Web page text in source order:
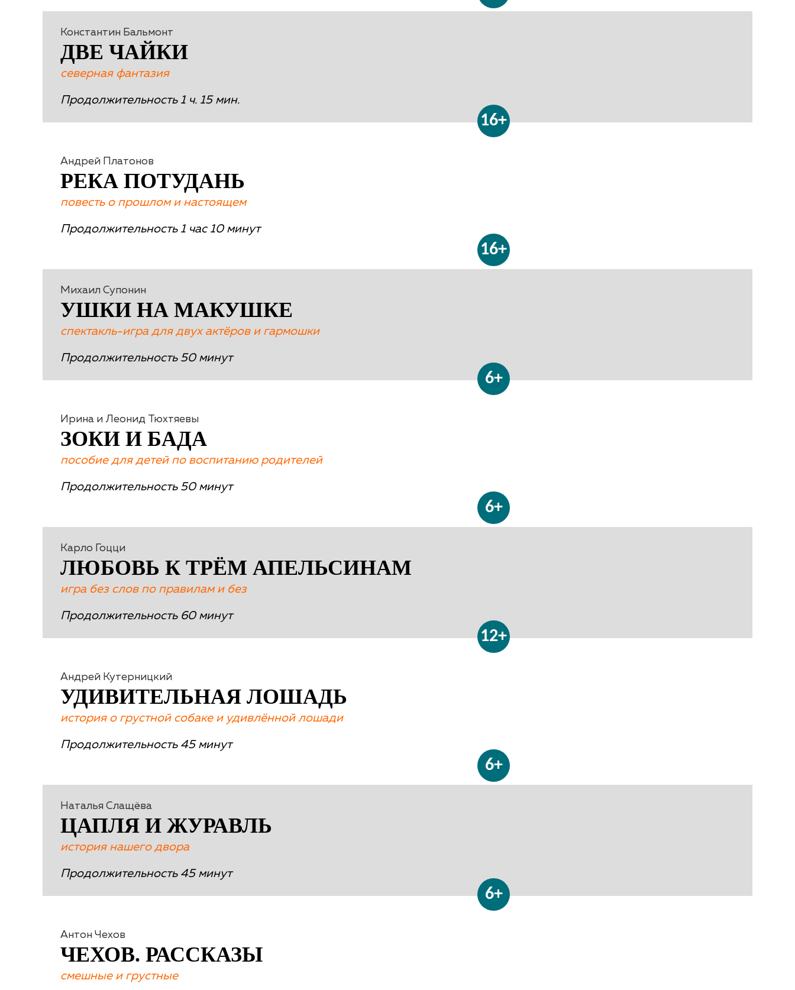
Константин Бальмонт
ДВЕ ЧАЙКИ
Продолжительность 1 ч. 15 мин.
северная фантазия
16+
Андрей Платонов
РЕКА ПОТУДАНЬ
Продолжительность 1 час 10 минут
повесть о прошлом и настоящем
16+
Михаил Супонин
УШКИ НА МАКУШКЕ
Продолжительность 50 минут
спектакль-игра для двух актёров и гармошки
6+
Ирина и Леонид Тюхтяевы
ЗОКИ И БАДА
Продолжительность 50 минут
пособие для детей по воспитанию родителей
6+
Карло Гоцци
ЛЮБОВЬ К ТРЁМ АПЕЛЬСИНАМ
Продолжительность 60 минут
игра без слов по правилам и без
12+
Андрей Кутерницкий
УДИВИТЕЛЬНАЯ ЛОШАДЬ
Продолжительность 45 минут
история о грустной собаке и удивлённой лошади
6+
Наталья Слащёва
ЦАПЛЯ И ЖУРАВЛЬ
Продолжительность 45 минут
история нашего двора
6+
Антон Чехов
ЧЕХОВ. РАССКАЗЫ
смешные и грустные